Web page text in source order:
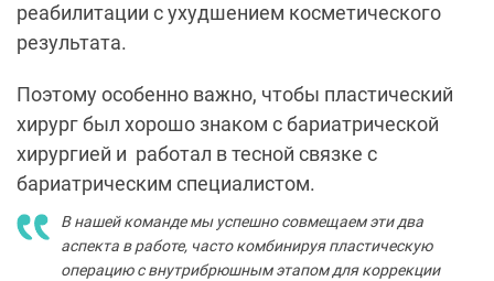
реабилитации с ухудшением косметического
результата.
Поэтому особенно важно, чтобы пластический
хирург был хорошо знаком с бариатрической
хирургией и работал в тесной связке с
бариатрическим специалистом.
В нашей команде мы успешно совмещаем эти два
аспекта в работе, часто комбинируя пластическую
операцию с внутрибрюшным этапом для коррекции